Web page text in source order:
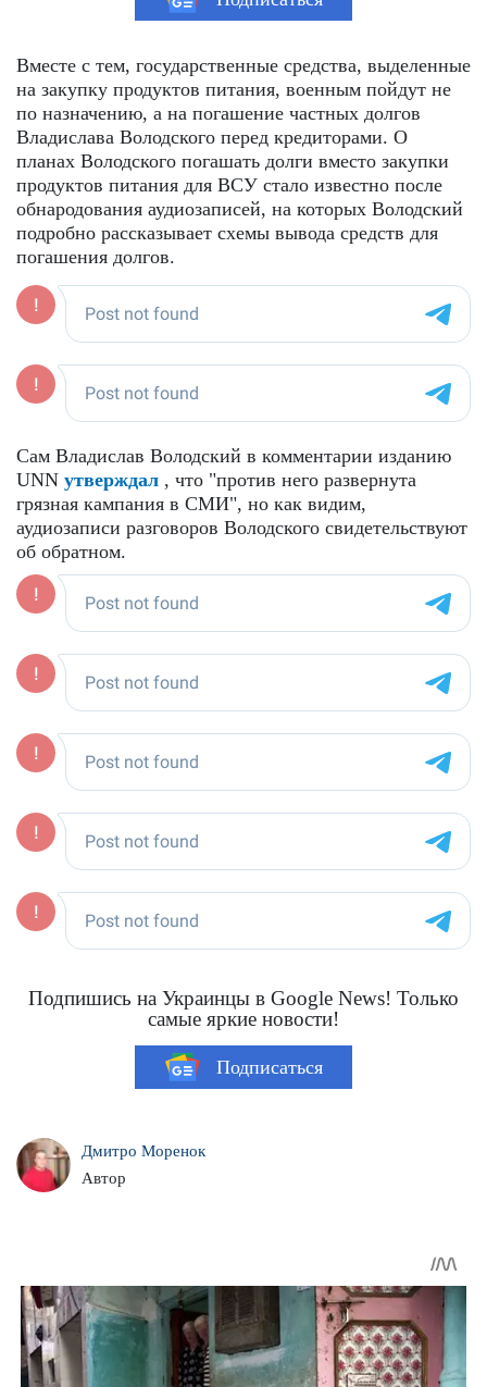
Вместе с тем, государственные средства, выделенные
на закупку продуктов питания, военным пойдут не
по назначению, а на погашение частных долгов
Владислава Володского перед кредиторами. О
планах Володского погашать долги вместо закупки
продуктов питания для ВСУ стало известно после
обнародования аудиозаписей, на которых Володский
подробно рассказывает схемы вывода средств для
погашения долгов.
Сам Владислав Володский в комментарии изданию
UNN утверждал , что "против него развернута
грязная кампания в СМИ", но как видим,
аудиозаписи разговоров Володского свидетельствуют
об обратном.
Подпишись на Украинцы в Google News! Только
самые яркие новости!
Подписаться
Дмитро Моренок
Автор